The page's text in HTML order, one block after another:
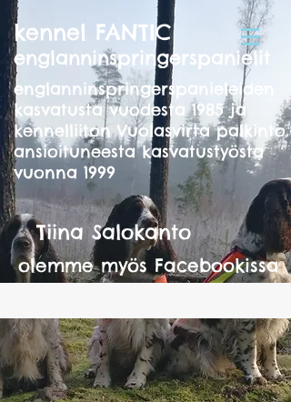
kennel FANTIC
englanninspringerspanielit
englanninspringerspanieleiden
kasvatusta vuodesta 1985 ja
kennelliiton Vuolasvirta palkinto
ansioituneesta kasvatustyösta
vuonna 1999
Tiina Salokanto
olemme myös Facebookissa